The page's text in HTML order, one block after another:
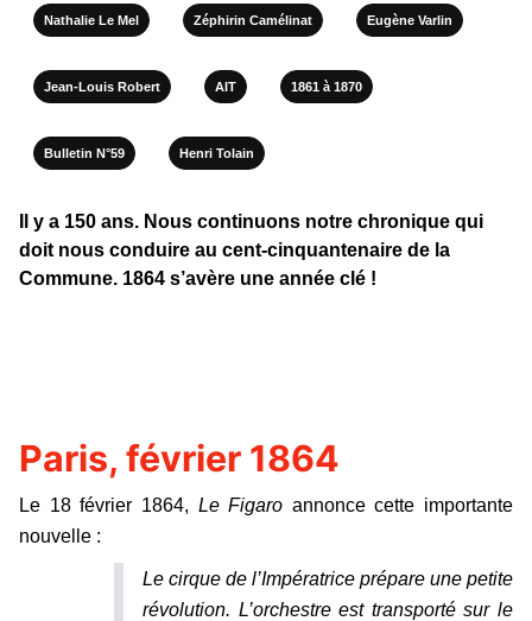
Nathalie Le Mel Zéphirin Camélinat Eugène Varlin
Jean-Louis Robert AIT 1861 à 1870
Bulletin N°59 Henri Tolain
Il y a 150 ans. Nous continuons notre chronique qui
doit nous conduire au cent-cinquantenaire de la
Commune. 1864 s’avère une année clé !
Paris, février 1864
Le 18 février 1864, Le Figaro annonce cette importante
nouvelle :
Le cirque de l’Impératrice prépare une petite
révolution. L’orchestre est transporté sur le